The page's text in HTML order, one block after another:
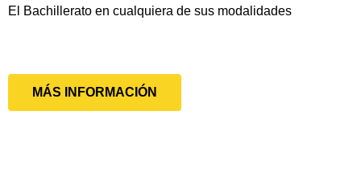
El Bachillerato en cualquiera de sus modalidades
MÁS INFORMACIÓN